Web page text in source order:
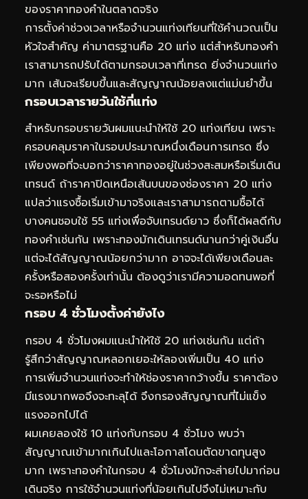
ของราคาทองคำในตลาดจริง
การตั้งค่าช่วงเวลาหรือจำนวนแท่งเทียนที่ใช้คำนวณเป็น
หัวใจสำคัญ ค่ามาตรฐานคือ 20 แท่ง แต่สำหรับทองคำ
เราสามารถปรับได้ตามกรอบเวลาที่เทรด ยิ่งจำนวนแท่ง
มาก เส้นจะเรียบขึ้นและสัญญาณน้อยลงแต่แม่นยำขึ้น
กรอบเวลารายวันใช้กี่แท่ง
สำหรับกรอบรายวันผมแนะนำให้ใช้ 20 แท่งเทียน เพราะ
ครอบคลุมราคาในรอบประมาณหนึ่งเดือนการเทรด ซึ่ง
เพียงพอที่จะบอกว่าราคาทองอยู่ในช่วงสะสมหรือเริ่มเดิน
เทรนด์ ถ้าราคาปิดเหนือเส้นบนของช่องราคา 20 แท่ง
แปลว่าแรงซื้อเริ่มเข้ามาจริงและเราสามารถตามซื้อได้
บางคนชอบใช้ 55 แท่งเพื่อจับเทรนด์ยาว ซึ่งก็ได้ผลดีกับ
ทองคำเช่นกัน เพราะทองมักเดินเทรนด์นานกว่าคู่เงินอื่น
แต่จะได้สัญญาณน้อยกว่ามาก อาจจะได้เพียงเดือนละ
ครั้งหรือสองครั้งเท่านั้น ต้องดูว่าเรามีความอดทนพอที่
จะรอหรือไม่
กรอบ 4 ชั่วโมงตั้งค่ายังไง
กรอบ 4 ชั่วโมงผมแนะนำให้ใช้ 20 แท่งเช่นกัน แต่ถ้า
รู้สึกว่าสัญญาณหลอกเยอะให้ลองเพิ่มเป็น 40 แท่ง
การเพิ่มจำนวนแท่งจะทำให้ช่องราคากว้างขึ้น ราคาต้อง
มีแรงมากพอจึงจะทะลุได้ จึงกรองสัญญาณที่ไม่แข็ง
แรงออกไปได้
ผมเคยลองใช้ 10 แท่งกับกรอบ 4 ชั่วโมง พบว่า
สัญญาณเข้ามากเกินไปและโอกาสโดนตัดขาดทุนสูง
มาก เพราะทองคำในกรอบ 4 ชั่วโมงมักจะส่ายไปมาก่อน
เดินจริง การใช้จำนวนแท่งที่น้อยเกินไปจึงไม่เหมาะกับ